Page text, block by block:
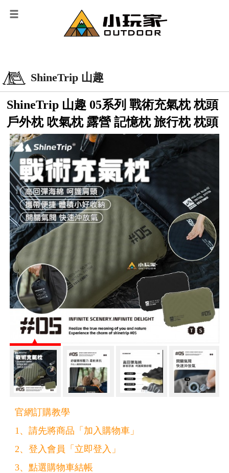
ShineTrip 山趣
ShineTrip 山趣 05系列 戰術充氣枕 枕頭
戶外枕 吹氣枕 露營 記憶枕 旅行枕 枕頭
官網訂購教學
1、請先將商品「加入購物車」
2、登入會員「立即登入」
3、點選購物車結帳